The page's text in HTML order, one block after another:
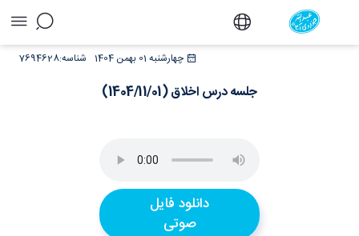
جلسه درس اخلاق (1404/11/01) - دفتر چهارشنبه 01 بهمن 1404 7694628شناسه:
جلسه درس اخلاق (1404/11/01)
دانلود فایل
صوتی